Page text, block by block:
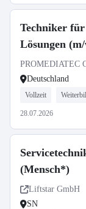
Techniker
Lösungen
PROMEDIATEC
Deutschland
Vollzeit
28.07.2026
(Mensch*)
Liftstar GmbH
SN